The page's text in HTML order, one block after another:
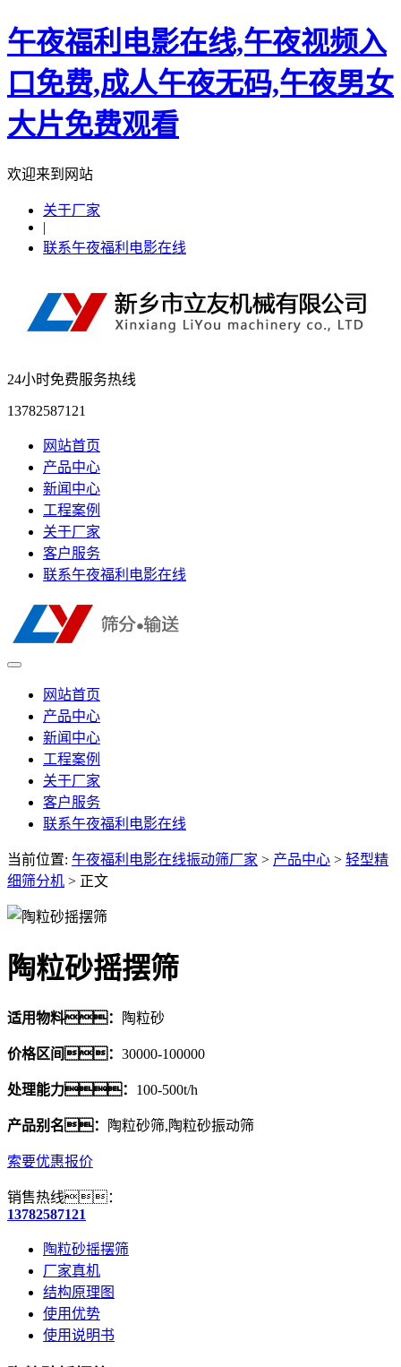
午夜福利电影在线,午夜视频入
口免费,成人午夜无码,午夜男女
大片免费观看
欢迎来到网站
关于厂家
|
联系午夜福利电影在线
24小时免费服务热线
13782587121
网站首页
产品中心
新闻中心
工程案例
关于厂家
客户服务
联系午夜福利电影在线
网站首页
产品中心
新闻中心
工程案例
关于厂家
客户服务
联系午夜福利电影在线
当前位置: 午夜福利电影在线振动筛厂家 > 产品中心 > 轻型精
细筛分机 > 正文
陶粒砂摇摆筛
适用物料： 陶粒砂
价格区间： 30000-100000
处理能力： 100-500t/h
产品别名： 陶粒砂筛,陶粒砂振动筛
索要优惠报价
销售热线：
13782587121
陶粒砂摇摆筛
厂家真机
结构原理图
使用优势
使用说明书